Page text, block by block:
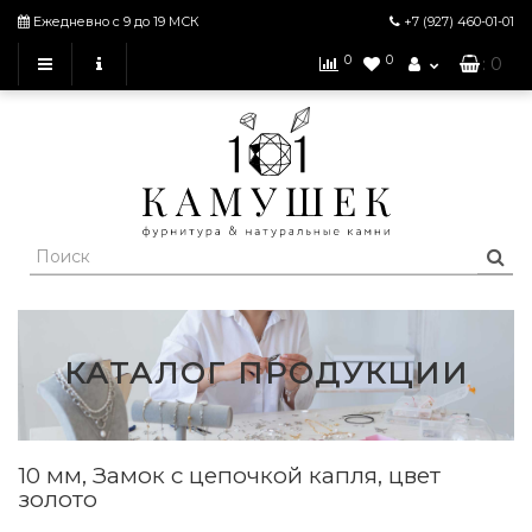
Ежедневно с 9 до 19 МСК +7 (927) 460-01-01
0 0 : 0
КАТАЛОГ ПРОДУКЦИИ
10 мм, Замок с цепочкой капля, цвет
золото